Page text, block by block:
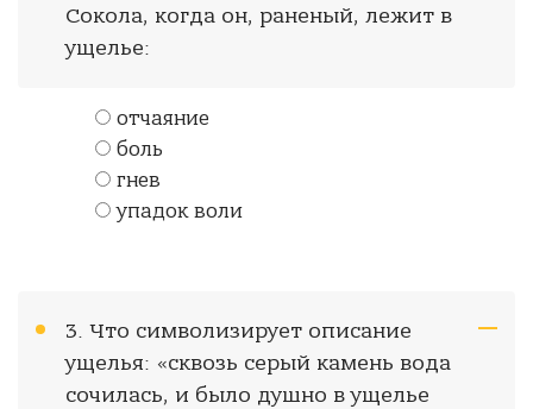
Сокола, когда он, раненый, лежит в
ущелье:
отчаяние
боль
гнев
упадок воли
3. Что символизирует описание
ущелья: «сквозь се­рый камень вода
сочилась, и было душно в ущелье